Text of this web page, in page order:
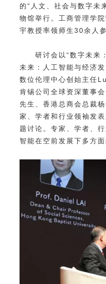
的“人文、社会与数字未
物馆举行。工商管理学
宇教授率领师生30余人
研讨会以“数字未来
未来：人工智能与经济
数位伦理中心创始主任
肯锡公司全球资深董事
先生、香港总商会总裁
家、学者和行业领袖发
题讨论。专家、学者、
智能在空前发展下多方